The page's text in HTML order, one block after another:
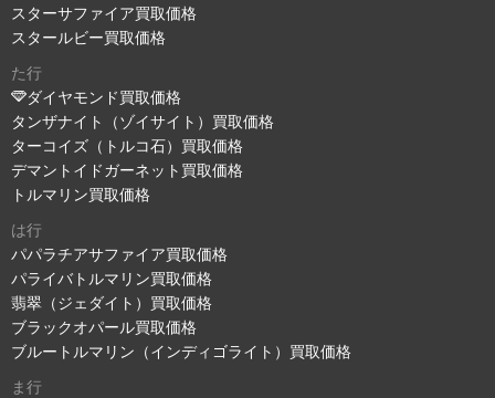
スターサファイア買取価格
スタールビー買取価格
た行
ダイヤモンド買取価格
タンザナイト（ゾイサイト）買取価格
ターコイズ（トルコ石）買取価格
デマントイドガーネット買取価格
トルマリン買取価格
は行
パパラチアサファイア買取価格
パライバトルマリン買取価格
翡翠（ジェダイト）買取価格
ブラックオパール買取価格
ブルートルマリン（インディゴライト）買取価格
ま行